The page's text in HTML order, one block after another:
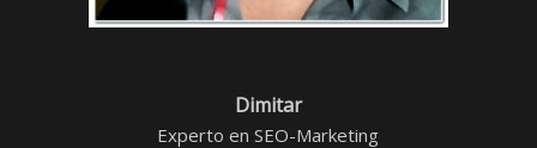
Dimitar
Experto en SEO-Marketing